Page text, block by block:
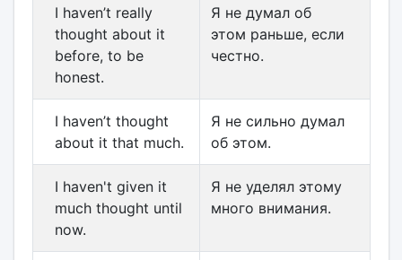
I haven’t really
thought about it
before, to be
honest.
Я не думал об
этом раньше, если
честно.
I haven’t thought
about it that much.
Я не сильно думал
об этом.
I haven't given it
much thought until
now.
Я не уделял этому
много внимания.